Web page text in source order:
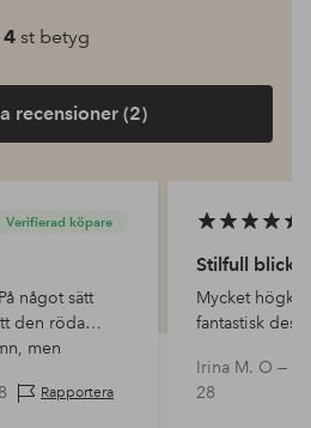
4 st betyg
recensioner (2)
Verifierad köpare
något sätt
den röda
men
Rapportera
Stilfull
Mycket
fantastisk
Irina M. O —
28